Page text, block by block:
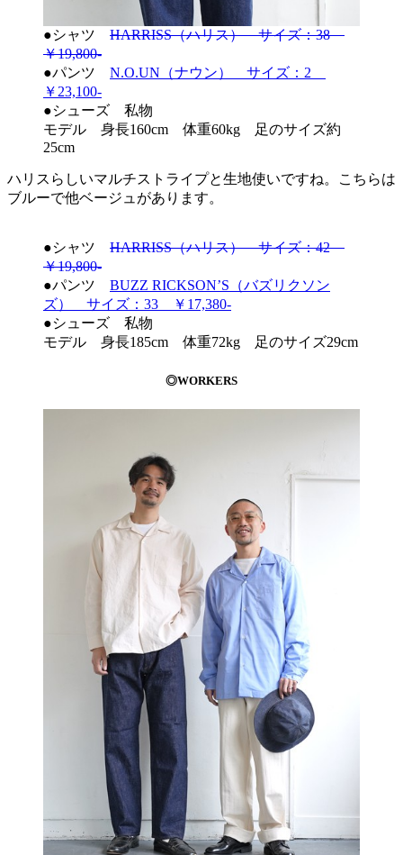
●シャツ HARRISS（ハリス） サイズ：38
￥19,800-
●パンツ N.O.UN（ナウン） サイズ：2
￥23,100-
●シューズ 私物
モデル 身長160cm 体重60kg 足のサイズ約
25cm
ハリスらしいマルチストライプと生地使いですね。こちらは
ブルーで他ベージュがあります。
●シャツ HARRISS（ハリス） サイズ：42
￥19,800-
●パンツ BUZZ RICKSON’S（バズリクソン
ズ） サイズ：33 ￥17,380-
●シューズ 私物
モデル 身長185cm 体重72kg 足のサイズ29cm
◎WORKERS